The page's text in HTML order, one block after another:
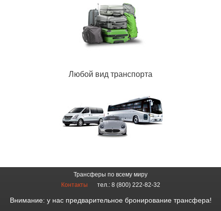
Любой вид транспорта
Трансферы по всему миру
Контакты тел.: 8 (800) 222-82-32
Внимание: у нас предварительное бронирование трансфера!